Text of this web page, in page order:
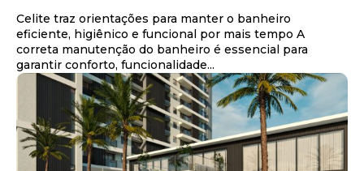
Celite traz orientações para manter o banheiro
eficiente, higiênico e funcional por mais tempo A
correta manutenção do banheiro é essencial para
garantir conforto, funcionalidade...